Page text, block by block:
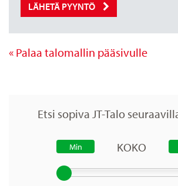
LÄHETÄ PYYNTÖ
« Palaa talomallin pääsivulle
Etsi sopiva JT-Talo
KOKO